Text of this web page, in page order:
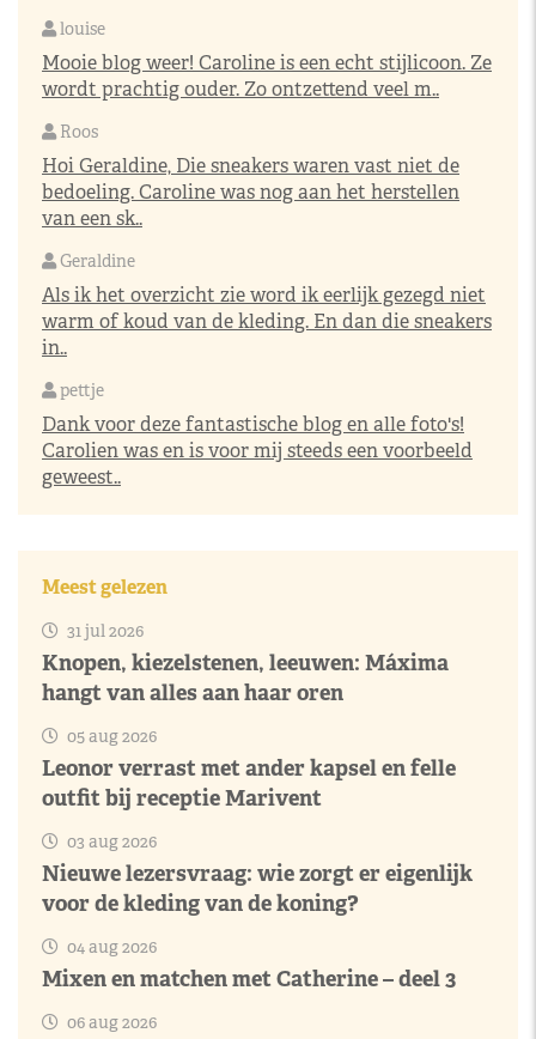
louise
Mooie blog weer! Caroline is een echt stijlicoon. Ze
wordt prachtig ouder. Zo ontzettend veel m..
Roos
Hoi Geraldine, Die sneakers waren vast niet de
bedoeling. Caroline was nog aan het herstellen
van een sk..
Geraldine
Als ik het overzicht zie word ik eerlijk gezegd niet
warm of koud van de kleding. En dan die sneakers
in..
pettje
Dank voor deze fantastische blog en alle foto's!
Carolien was en is voor mij steeds een voorbeeld
geweest..
Meest gelezen
31 jul 2026
Knopen, kiezelstenen, leeuwen: Máxima
hangt van alles aan haar oren
05 aug 2026
Leonor verrast met ander kapsel en felle
outfit bij receptie Marivent
03 aug 2026
Nieuwe lezersvraag: wie zorgt er eigenlijk
voor de kleding van de koning?
04 aug 2026
Mixen en matchen met Catherine – deel 3
06 aug 2026